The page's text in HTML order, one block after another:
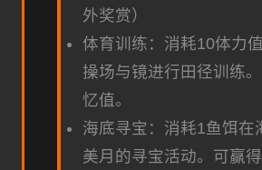
外奖赏）
体育训练：消耗10体力
操场与镜进行田径训练
忆值。
海底寻宝：消耗1鱼饵在
美月的寻宝活动。可赢